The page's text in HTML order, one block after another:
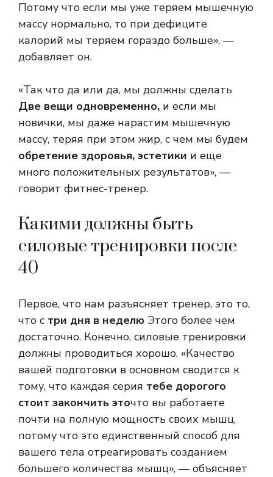
Потому что если мы уже теряем мышечную
массу нормально, то при дефиците
калорий мы теряем гораздо больше», —
добавляет он.
«Так что да или да, мы должны сделать
Две вещи одновременно, и если мы
новички, мы даже нарастим мышечную
массу, теряя при этом жир, с чем мы будем
обретение здоровья, эстетики и еще
много положительных результатов», —
говорит фитнес-тренер.
Какими должны быть
силовые тренировки после
40
Первое, что нам разъясняет тренер, это то,
что с три дня в неделю Этого более чем
достаточно. Конечно, силовые тренировки
должны проводиться хорошо. «Качество
вашей подготовки в основном сводится к
тому, что каждая серия тебе дорогого
стоит закончить эточто вы работаете
почти на полную мощность своих мышц,
потому что это единственный способ для
вашего тела отреагировать созданием
большего количества мышц», — объясняет